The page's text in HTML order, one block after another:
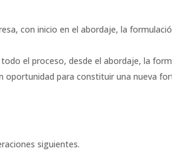
con inicio en el abordaje, la
el proceso, desde el abordaje, la
oportunidad para constituir una nueva
siguientes.